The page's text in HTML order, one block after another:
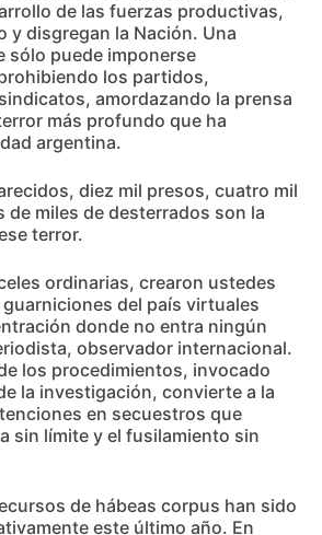
de las fuerzas productivas,
y disgregan la Nación. Una
sólo puede imponerse
los partidos,
amordazando la prensa
más profundo que ha
argentina.
diez mil presos, cuatro mil
de miles de desterrados son la
terror.
ordinarias, crearon ustedes
del país virtuales
donde no entra ningún
observador internacional.
los procedimientos, invocado
la investigación, convierte a la
en secuestros que
sin límite y el fusilamiento sin
de hábeas corpus han sido
este último año. En